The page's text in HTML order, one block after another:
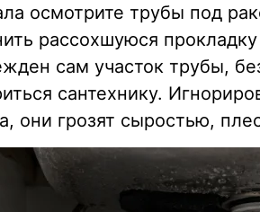
осмотрите трубы под
рассохшуюся
сам участок трубы,
сантехнику.
они грозят сыростью,